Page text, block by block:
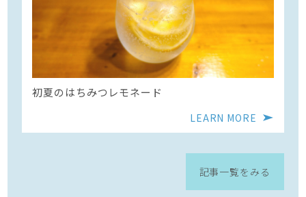
初夏のはちみつレモネード
LEARN MORE
記事一覧をみる